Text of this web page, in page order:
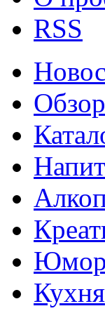
RSS
Юмор
Кухня